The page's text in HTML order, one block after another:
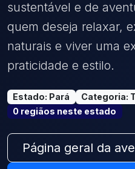
sustentável e de
quem deseja relaxar,
naturais e viver uma
praticidade e estilo.
Estado: Pará Categoria:
0 regiãos neste estado
Página geral da